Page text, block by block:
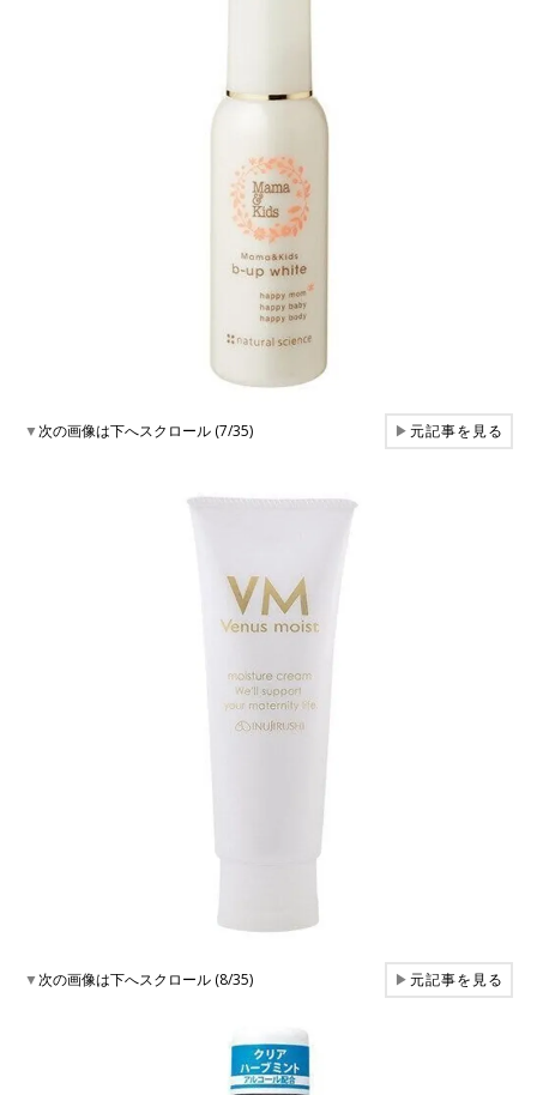
▼次の画像は下へスクロール (7/35) ▶元記事を見る
▼次の画像は下へスクロール (8/35) ▶元記事を見る